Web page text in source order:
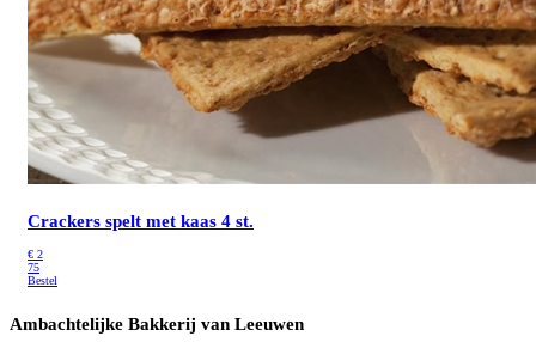
Crackers spelt met kaas 4 st.
€ 2
75
Bestel
Ambachtelijke Bakkerij van Leeuwen